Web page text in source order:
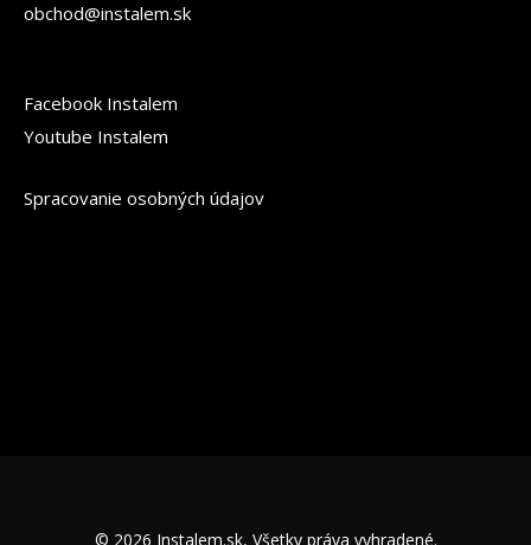
obchod@instalem.sk
Facebook Instalem
Youtube Instalem
Spracovanie osobných údajov
© 2026 Instalem.sk, Všetky práva vyhradené.